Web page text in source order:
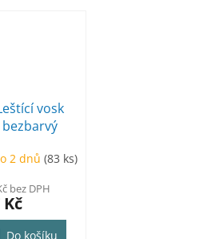
vosk
bezbarvý
2 dnů(83 ks)
bez DPH
Kč
Do košíku